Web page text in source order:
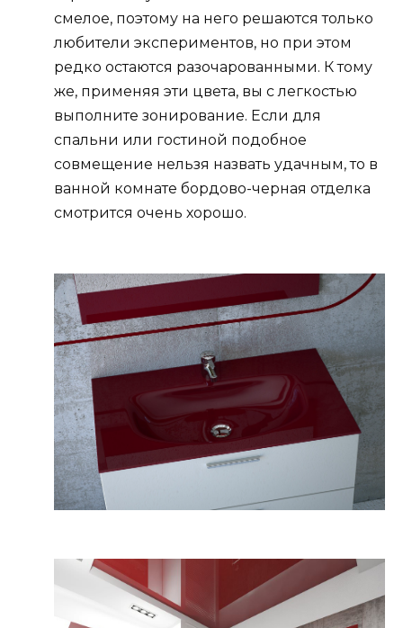
смелое, поэтому на него решаются только
любители экспериментов, но при этом
редко остаются разочарованными. К тому
же, применяя эти цвета, вы с легкостью
выполните зонирование. Если для
спальни или гостиной подобное
совмещение нельзя назвать удачным, то в
ванной комнате бордово-черная отделка
смотрится очень хорошо.